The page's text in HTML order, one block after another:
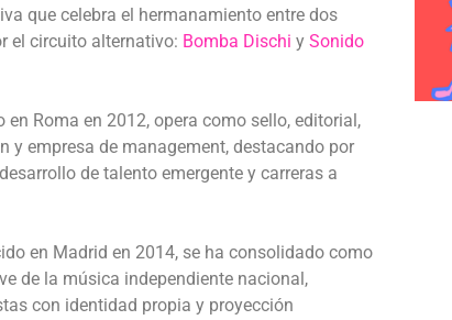
que celebra el hermanamiento entre dos
el circuito alternativo: Bomba Dischi ySonido
Roma en 2012, opera como sello, editorial,
y empresa de management, destacando por
de talento emergente y carreras a
en Madrid en 2014, se ha consolidado como
de la música independiente nacional,
con identidad propia y proyección